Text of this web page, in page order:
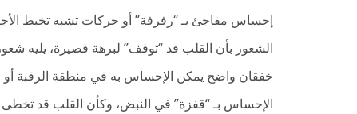
إحساس مفاجئ بـ “رفرفة” أو حركات تشبه تخبط
الشعور بأن القلب قد “توقف” لبرهة قصيرة، يليه
خفقان واضح يمكن الإحساس به في منطقة الرقبة أو
الإحساس بـ “قفزة” في النبض، وكأن القلب قد تخطى